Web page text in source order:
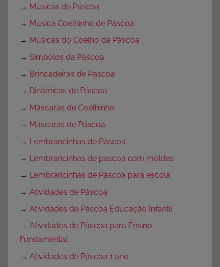
→ Músicas de Páscoa
→ Música Coelhinho de Páscoa
→ Músicas do Coelho da Páscoa
→ Símbolos da Páscoa
→ Brincadeiras de Páscoa
→ Dinâmicas de Páscoa
→ Máscaras de Coelhinho
→ Máscaras de Páscoa
→ Lembrancinhas de Páscoa
→ Lembrancinhas de pascoa com moldes
→ Lembrancinhas de Páscoa para escola
→ Atividades de Páscoa
→ Atividades de Páscoa Educação Infantil
→ Atividades de Páscoa para Ensino
Fundamental
→ Atividades de Páscoa 1 ano